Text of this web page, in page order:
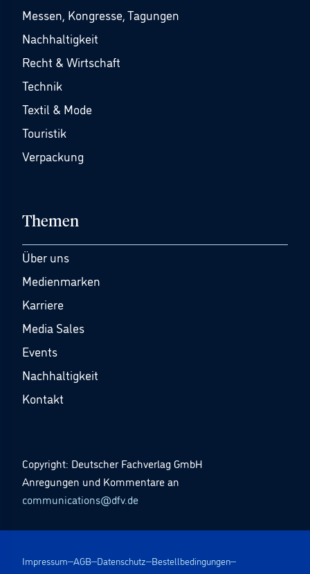
Messen, Kongresse, Tagungen
Nachhaltigkeit
Recht & Wirtschaft
Technik
Textil & Mode
Touristik
Verpackung
Themen
Über uns
Medienmarken
Karriere
Media Sales
Events
Nachhaltigkeit
Kontakt
Copyright: Deutscher Fachverlag GmbH
Anregungen und Kommentare an
communications@dfv.de
Impressum AGB Datenschutz Bestellbedingungen